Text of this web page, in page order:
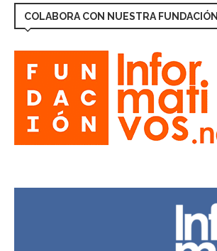
COLABORA CON NUESTRA FUNDACIÓN